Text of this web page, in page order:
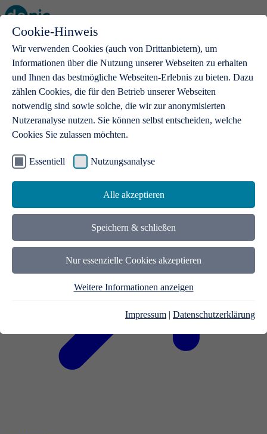
Cookie-Hinweis
Wir verwenden Cookies (auch von Drittanbietern), um
Informationen über die Nutzung unserer Webseiten zu erhalten
und Ihnen das bestmögliche Webseiten-Erlebnis zu bieten. Dazu
zählen Cookies, die für den Betrieb unserer Webseiten
notwendig sind sowie solche, die wir zur anonymisierten
Nutzeranalyse nutzen. Sie können selbst entscheiden, welche
Cookies Sie zulassen möchten.
Essentiell Nutzungsanalyse
Alle akzeptieren
Speichern & schließen
Nur essenzielle Cookies akzeptieren
Weitere Informationen anzeigen
Impressum | Datenschutzerklärung
Open main menu
.de-Domains
Mit einer .de-Domain erhalten Ideen eine Bühne